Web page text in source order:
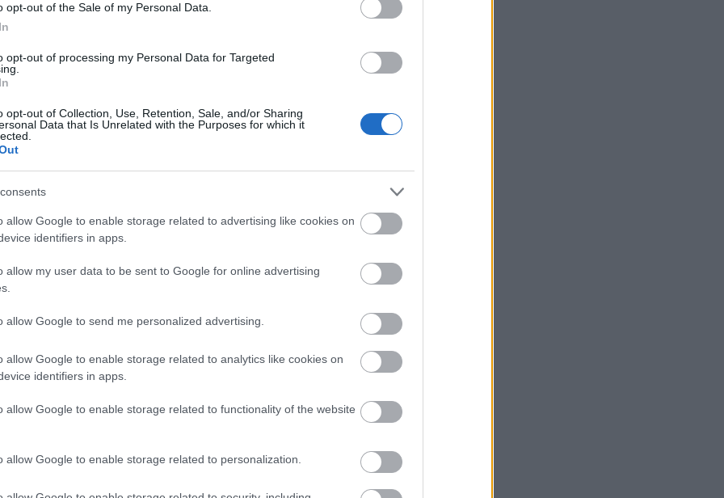
opt-out of the Sale of my Personal Data.
opt-out of processing my Personal Data for Targeted
opt-out of Collection, Use, Retention, Sale, and/or Sharing
Data that Is Unrelated with the Purposes for which it
allow Google to enable storage related to advertising like cookies on
identifiers in apps.
allow my user data to be sent to Google for online advertising
allow Google to send me personalized advertising.
allow Google to enable storage related to analytics like cookies on
identifiers in apps.
allow Google to enable storage related to functionality of the website
allow Google to enable storage related to personalization.
watch?v=GXDch9MnG9o
egy korong, és egy priceless lila folt :D
Válasz erre
20:51:10
mindig nem hiszem el, hogy ott ki birta lőni a korongot Miller.
)XD
aranyötvözet, vagy távvezérelhető vele a
de jófej volt, hogy odaadta az ütőt :)
Válasz erre
NHL ütőben, ezért nem játszhat ott Szuper, mert elvenné
szerintem a fényképgép kioldóját próbálta eltalálni és pózolt
félmosolyt a szája sarkában!